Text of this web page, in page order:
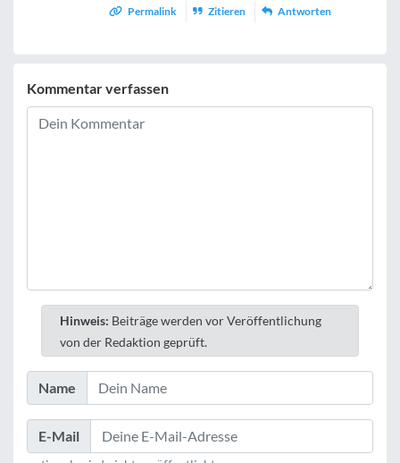
Permalink Zitieren Antworten
Kommentar verfassen
Hinweis: Beiträge werden vor Veröffentlichung
von der Redaktion geprüft.
Name
E-Mail